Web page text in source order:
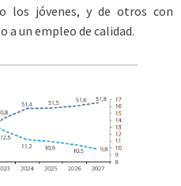
los jóvenes, y de otros con
a un empleo de calidad.